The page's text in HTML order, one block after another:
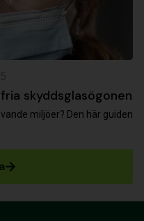
skyddsglasögonen
miljöer? Den här guiden